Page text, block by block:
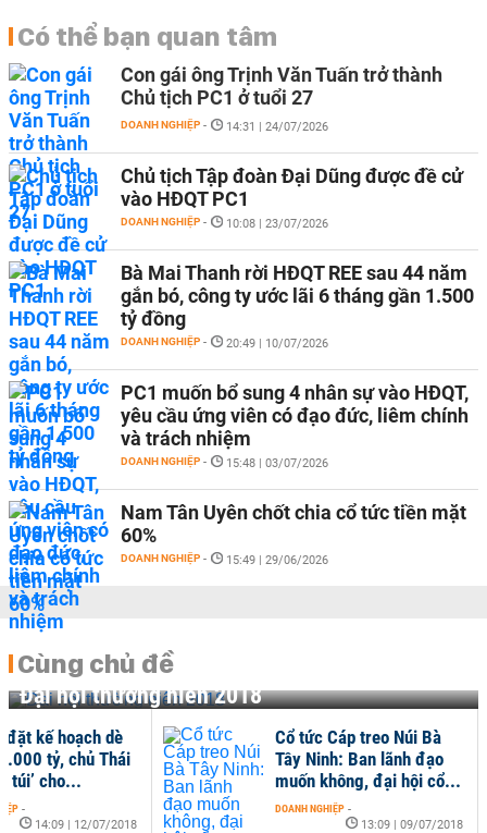
Có thể bạn quan tâm
Con gái ông Trịnh Văn Tuấn trở thành
Chủ tịch PC1 ở tuổi 27
DOANH NGHIỆP - 14:31 | 24/07/2026
Chủ tịch Tập đoàn Đại Dũng được đề cử
vào HĐQT PC1
DOANH NGHIỆP - 10:08 | 23/07/2026
Bà Mai Thanh rời HĐQT REE sau 44 năm
gắn bó, công ty ước lãi 6 tháng gần 1.500
tỷ đồng
DOANH NGHIỆP - 20:49 | 10/07/2026
PC1 muốn bổ sung 4 nhân sự vào HĐQT,
yêu cầu ứng viên có đạo đức, liêm chính
và trách nhiệm
DOANH NGHIỆP - 15:48 | 03/07/2026
Nam Tân Uyên chốt chia cổ tức tiền mặt
60%
DOANH NGHIỆP - 15:49 | 29/06/2026
Cùng chủ đề
Đại hội thường niên 2018
đặt kế hoạch dè
tỷ, chủ Thái
túi’ cho...
-
14:09 | 12/07/2018
Cổ tức Cáp treo Núi Bà
Tây Ninh: Ban lãnh đạo
muốn không, đại hội cổ...
DOANH NGHIỆP -
13:09 | 09/07/2018